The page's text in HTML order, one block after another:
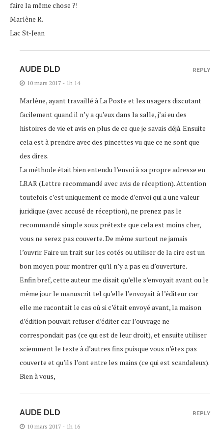
faire la même chose ?!
Marlène R.
Lac St-Jean
AUDE DLD
10 mars 2017 - 1h 14
Marlène, ayant travaillé à La Poste et les usagers discutant
facilement quand il n’y a qu’eux dans la salle, j’ai eu des
histoires de vie et avis en plus de ce que je savais déjà. Ensuite
cela est à prendre avec des pincettes vu que ce ne sont que
des dires.
La méthode était bien entendu l’envoi à sa propre adresse en
LRAR (Lettre recommandé avec avis de réception). Attention
toutefois c’est uniquement ce mode d’envoi qui a une valeur
juridique (avec accusé de réception), ne prenez pas le
recommandé simple sous prétexte que cela est moins cher,
vous ne serez pas couverte. De même surtout ne jamais
l’ouvrir. Faire un trait sur les cotés ou utiliser de la cire est un
bon moyen pour montrer qu’il n’y a pas eu d’ouverture.
Enfin bref, cette auteur me disait qu’elle s’envoyait avant ou le
même jour le manuscrit tel qu’elle l’envoyait à l’éditeur car
elle me racontait le cas où si c’était envoyé avant, la maison
d’édition pouvait refuser d’éditer car l’ouvrage ne
correspondait pas (ce qui est de leur droit), et ensuite utiliser
sciemment le texte à d’autres fins puisque vous n’êtes pas
couverte et qu’ils l’ont entre les mains (ce qui est scandaleux).
Bien à vous,
REPLY
AUDE DLD
10 mars 2017 - 1h 16
REPLY